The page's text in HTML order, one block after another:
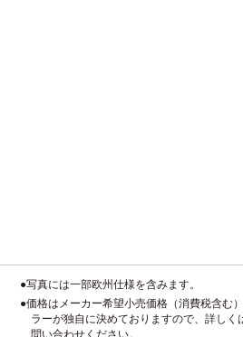
●写真には一部欧州仕様を含みます。
●価格はメーカー希望小売価格（消費税含む
ラーが独自に決めておりますので、詳しく
問い合わせください。